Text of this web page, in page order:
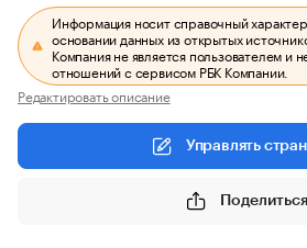
Информация носит справочный
основании данных из открытых
Компания не является пользователем и
отношений с сервисом РБК Компании.
Редактировать описание
Управлять
Поделиться